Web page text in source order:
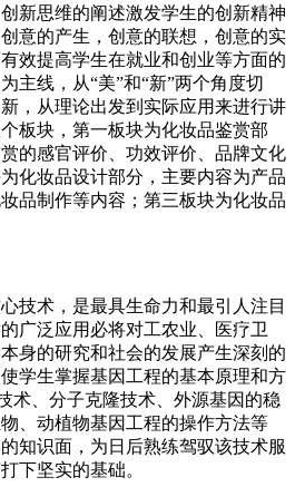
新思维的阐述激发学生的创新精神
意的产生，创意的联想，创意的实
效提高学生在就业和创业等方面的
主线，从“美”和“新”两个角度切
，从理论出发到实际应用来进行讲
板块，第一板块为化妆品鉴赏部
的感官评价、功效评价、品牌文化
化妆品设计部分，主要内容为产品
品制作等内容；第三板块为化妆品
技术，是最具生命力和最引人注目
广泛应用必将对工农业、医疗卫
身的研究和社会的发展产生深刻的
学生掌握基因工程的基本原理和方
术、分子克隆技术、外源基因的稳
、动植物基因工程的操作方法等
知识面，为日后熟练驾驭该技术服
下坚实的基础。